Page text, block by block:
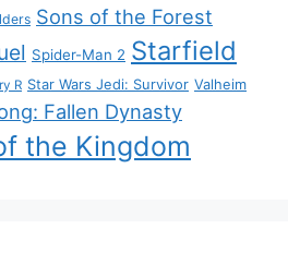
Sons of the Forest
Spider-Man 2 Starfield
R Star Wars Jedi: Survivor Valheim
Fallen Dynasty
the Kingdom